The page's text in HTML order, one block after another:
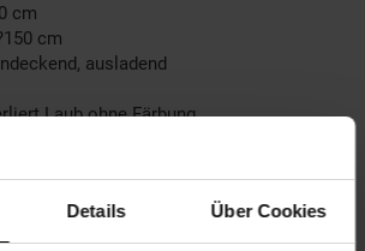
Details Über Cookies
cm
cm
ausladend
Laub ohne Färbung
essbar